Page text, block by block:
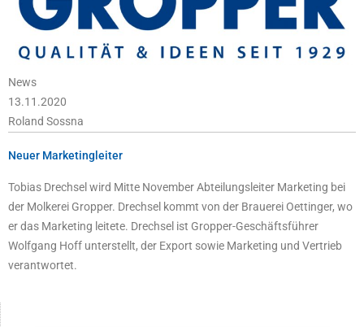
News
13.11.2020
Roland Sossna
Neuer Marketingleiter
Tobias Drechsel wird Mitte November Abteilungsleiter Marketing bei
der Molkerei Gropper. Drechsel kommt von der Brauerei Oettinger, wo
er das Marketing leitete. Drechsel ist Gropper-Geschäftsführer
Wolfgang Hoff unterstellt, der Export sowie Marketing und Vertrieb
verantwortet.